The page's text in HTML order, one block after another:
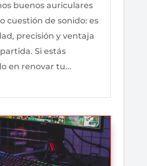
buenos auriculares
cuestión de sonido: es
precisión y ventaja
Si estás
en renovar tu...